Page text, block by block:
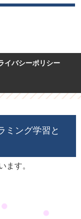
イバシーポリシー
ミング学習と
ます。